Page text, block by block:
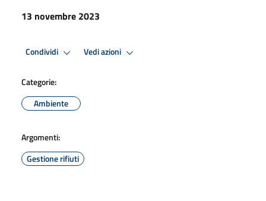
13 novembre 2023
Condividi Vedi azioni
Categorie:
Ambiente
Argomenti:
Gestione rifiuti